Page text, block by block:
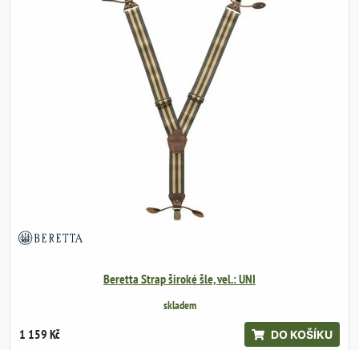
Beretta Strap široké šle, vel.: UNI
skladem
1 159 Kč DO KOŠÍKU